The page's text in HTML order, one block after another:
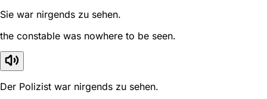
Sie war nirgends zu sehen.
the constable was nowhere to be seen.
Der Polizist war nirgends zu sehen.